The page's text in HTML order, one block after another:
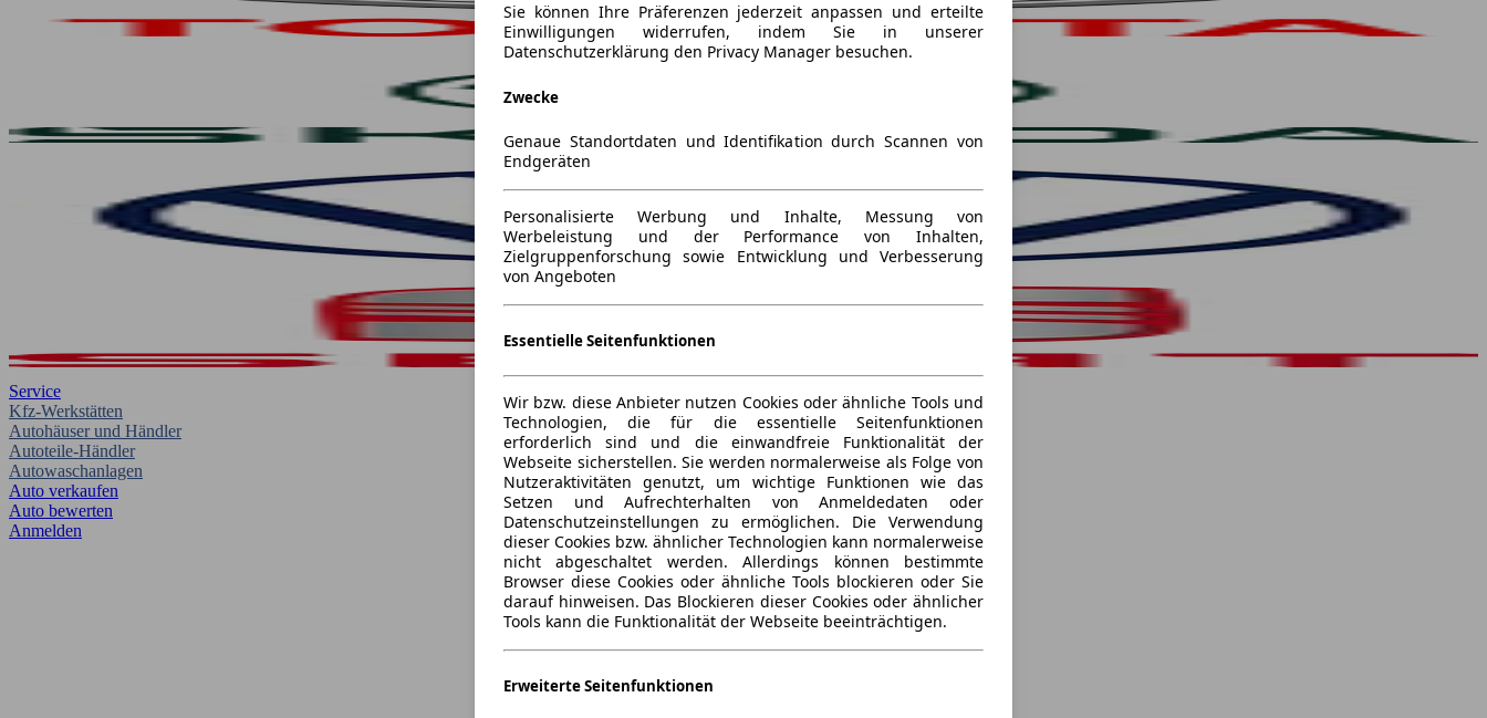
Service
Kfz-Werkstätten
Autohäuser und Händler
Autoteile-Händler
Autowaschanlagen
Auto verkaufen
Auto bewerten
Anmelden
Sie können Ihre Präferenzen jederzeit anpassen und erteilte
Einwilligungen widerrufen, indem Sie in unserer
Datenschutzerklärung den Privacy Manager besuchen.
Zwecke
Genaue Standortdaten und Identifikation durch Scannen von
Endgeräten
Personalisierte Werbung und Inhalte, Messung von
Werbeleistung und der Performance von Inhalten,
Zielgruppenforschung sowie Entwicklung und Verbesserung
von Angeboten
Essentielle Seitenfunktionen
Wir bzw. diese Anbieter nutzen Cookies oder ähnliche Tools und
Technologien, die für die essentielle Seitenfunktionen
erforderlich sind und die einwandfreie Funktionalität der
Webseite sicherstellen. Sie werden normalerweise als Folge von
Nutzeraktivitäten genutzt, um wichtige Funktionen wie das
Setzen und Aufrechterhalten von Anmeldedaten oder
Datenschutzeinstellungen zu ermöglichen. Die Verwendung
dieser Cookies bzw. ähnlicher Technologien kann normalerweise
nicht abgeschaltet werden. Allerdings können bestimmte
Browser diese Cookies oder ähnliche Tools blockieren oder Sie
darauf hinweisen. Das Blockieren dieser Cookies oder ähnlicher
Tools kann die Funktionalität der Webseite beeinträchtigen.
Erweiterte Seitenfunktionen